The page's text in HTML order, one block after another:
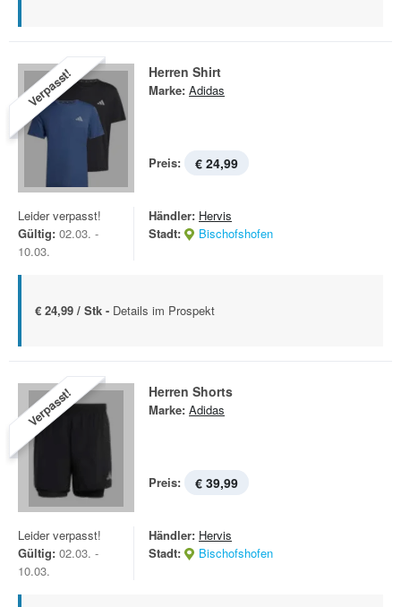
Verpasst! Herren Shirt
Marke: Adidas
Preis: € 24,99
Leider verpasst!
Gültig: 02.03. -
10.03.
Händler: Hervis
Stadt:
Bischofshofen
€ 24,99 / Stk - Details im Prospekt
Verpasst! Herren Shorts
Marke: Adidas
Preis: € 39,99
Leider verpasst!
Gültig: 02.03. -
10.03.
Händler: Hervis
Stadt:
Bischofshofen